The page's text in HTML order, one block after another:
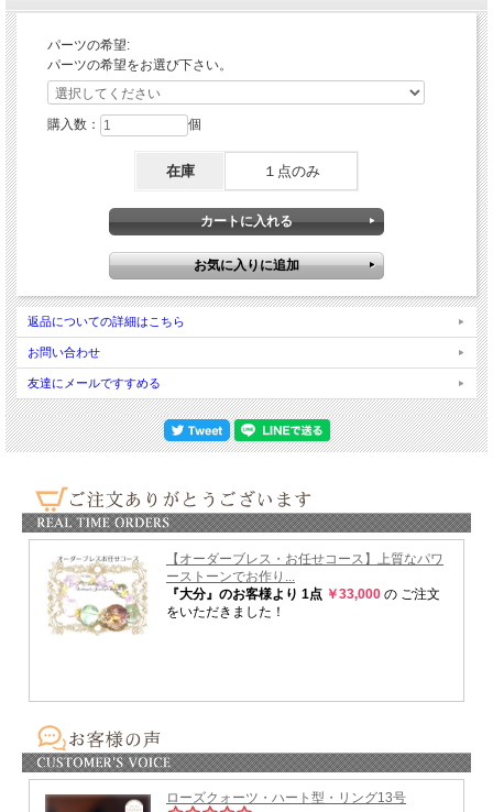
パーツの希望:
パーツの希望をお選び下さい。
購入数： 個
在庫 １点のみ
返品についての詳細はこちら
お問い合わせ
友達にメールですすめる